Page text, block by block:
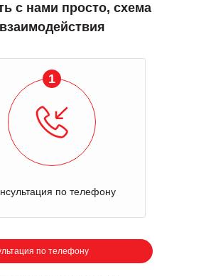
с нами просто, схема
взаимодействия
1
по телефону
по телефону